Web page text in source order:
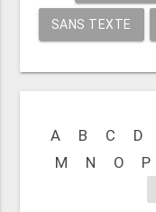
SANS TEXTE
A B C D
M
N O P